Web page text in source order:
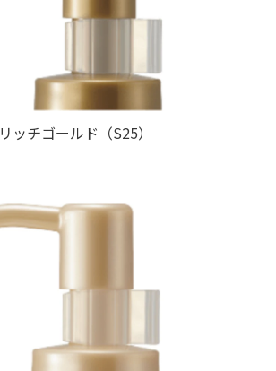
リッチゴールド（S25）